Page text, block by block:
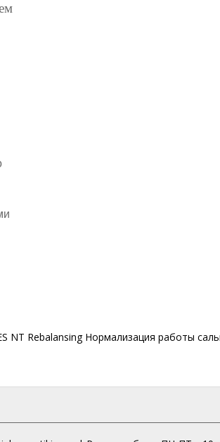
NT Rebalansing Нормализация работы